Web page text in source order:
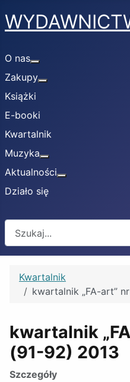
O nas
Zakupy
Książki
E-booki
Kwartalnik
Muzyka
Aktualności
Działo się
Kwartalnik
kwartalnik „FA-art”
kwartalnik
(91-92) 2013
Szczegóły